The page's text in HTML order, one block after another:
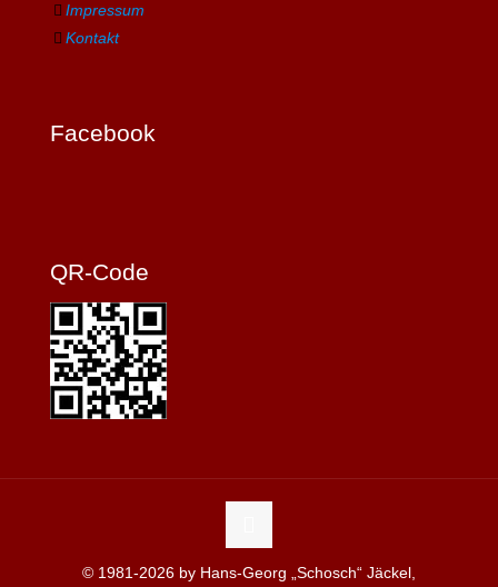
Impressum
Kontakt
Facebook
QR-Code
© 1981-2026 by Hans-Georg „Schosch“ Jäckel,